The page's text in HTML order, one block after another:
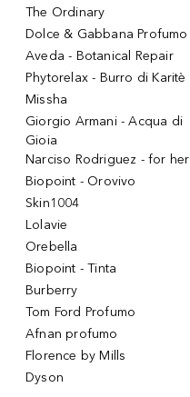
The Ordinary
Dolce & Gabbana Profumo
Aveda - Botanical Repair
Phytorelax - Burro di Karitè
Missha
Giorgio Armani - Acqua di
Gioia
Narciso Rodriguez - for her
Biopoint - Orovivo
Skin1004
Lolavie
Orebella
Biopoint - Tinta
Burberry
Tom Ford Profumo
Afnan profumo
Florence by Mills
Dyson